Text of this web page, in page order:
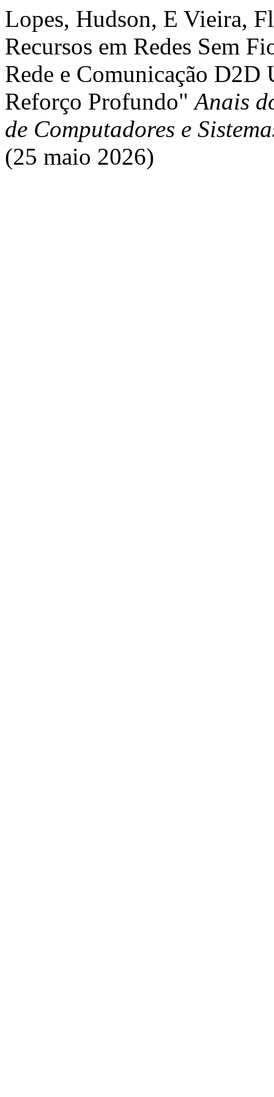
Lopes, Hudson, E Vieira,
Recursos em Redes Sem
Rede e Comunicação
Reforço Profundo"Anais
de Computadores e
(25 maio 2026)